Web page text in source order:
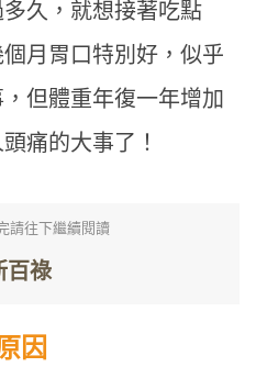
久，就想接著吃點
月胃口特別好，似乎
但體重年復一年增加
痛的大事了！
請往下繼續閱讀
因